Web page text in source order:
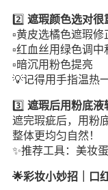
2️⃣ 遮瑕颜色选对很
▫️黄皮选橘色遮瑕修
▫️红血丝用绿色调中
▫️暗沉用粉色提亮
💡记得用手指温热
3️⃣ 遮瑕后用粉底液
遮完瑕疵后，用粉
整体更均匀自然！
✨推荐工具：美妆
🌟彩妆小妙招｜口